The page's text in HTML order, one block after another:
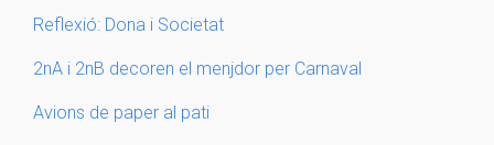
Reflexió: Dona i Societat
2nA i 2nB decoren el menjdor per Carnaval
Avions de paper al pati